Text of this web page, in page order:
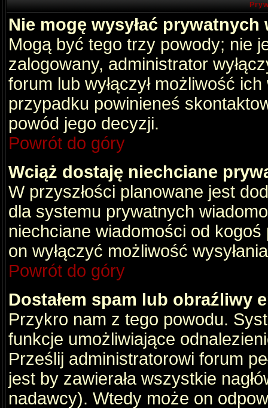
Nie mogę wysyłać
Mogą być tego trzy powody; nie
zalogowany, administrator
forum lub wyłączył możliwość
przypadku powinieneś
powód jego decyzji.
Powrót do góry
Wciąż dostaję niechciane
W przyszłości planowane jest
dla systemu prywatnych
niechciane wiadomości od
on wyłączyć możliwość
Powrót do góry
Dostałem spam lub obraźliwy
Przykro nam z tego powodu.
funkcje umożliwiające
Prześlij administratorowi forum
jest by zawierała wszystkie
nadawcy). Wtedy może on